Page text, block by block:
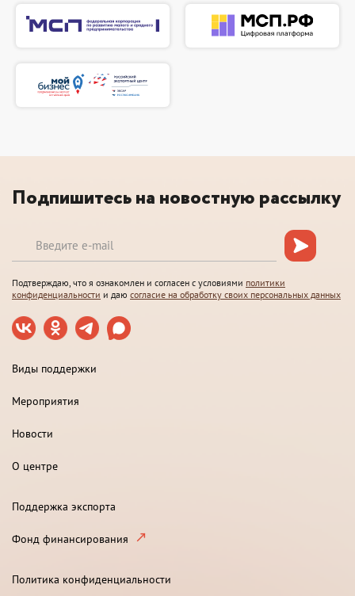
Подпишитесь на новостную рассылку
Подтверждаю, что я ознакомлен и согласен с условиями политики
конфиденциальности и даю согласие на обработку своих персональных данных
Виды поддержки
Мероприятия
Новости
О центре
Поддержка экспорта
Фонд финансирования
Политика конфиденциальности